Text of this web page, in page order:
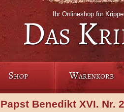
Ihr Onlineshop für
Das
Shop Warenkorb
Papst Benedikt XVI. Nr.